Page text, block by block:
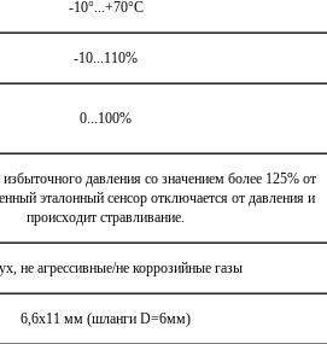
-10°...+70°С
-10...110%
0...100%
давления со значением более 125% от
эталонный сенсор отключается от давления и
происходит стравливание.
не агрессивные/не коррозийные газы
6,6х11 мм (шланги D=6мм)